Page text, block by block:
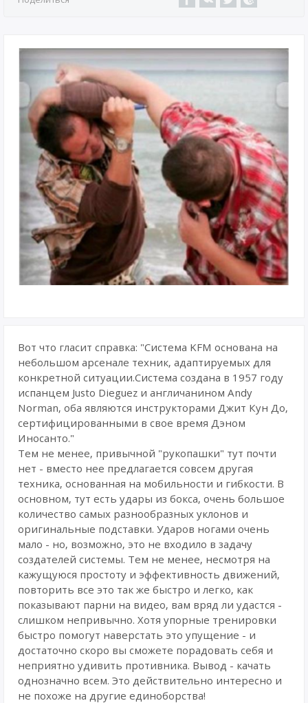
Вот что гласит справка: "Система KFM основана на
небольшом арсенале техник, адаптируемых для
конкретной ситуации.Система создана в 1957 году
испанцем Justo Dieguez и англичанином Andy
Norman, оба являются инструкторами Джит Кун До,
сертифицированными в свое время Дэном
Иносанто."
Тем не менее, привычной "рукопашки" тут почти
нет - вместо нее предлагается совсем другая
техника, основанная на мобильности и гибкости. В
основном, тут есть удары из бокса, очень большое
количество самых разнообразных уклонов и
оригинальные подставки. Ударов ногами очень
мало - но, возможно, это не входило в задачу
создателей системы. Тем не менее, несмотря на
кажущуюся простоту и эффективность движений,
повторить все это так же быстро и легко, как
показывают парни на видео, вам вряд ли удастся -
слишком непривычно. Хотя упорные тренировки
быстро помогут наверстать это упущение - и
достаточно скоро вы сможете порадовать себя и
неприятно удивить противника. Вывод - качать
однозначно всем. Это действительно интересно и
не похоже на другие единоборства!